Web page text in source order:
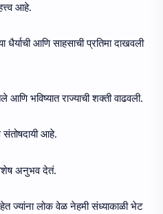
आहे.
धैर्याची आणि साहसाची प्रतिमा दाखवली
आणि भविष्यात राज्याची शक्ती वाढवली.
संतोषदायी आहे.
अनुभव देतं.
ज्यांना लोक वेळ नेहमी संध्याकाळी भेट